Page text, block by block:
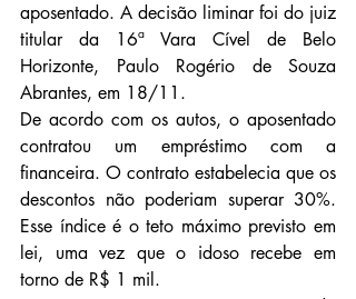
aposentado. A decisão liminar foi do juiz
titular da 16ª Vara Cível de Belo
Horizonte, Paulo Rogério de Souza
Abrantes, em 18/11.
De acordo com os autos, o aposentado
contratou um empréstimo com a
financeira. O contrato estabelecia que os
descontos não poderiam superar 30%.
Esse índice é o teto máximo previsto em
lei, uma vez que o idoso recebe em
torno de R$ 1 mil.